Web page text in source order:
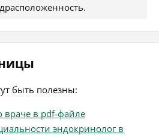
быть полезны:
враче в pdf-файле
эндокринолог в